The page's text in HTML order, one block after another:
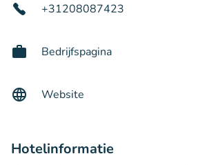
+31208087423
Bedrijfspagina
Website
Hotelinformatie